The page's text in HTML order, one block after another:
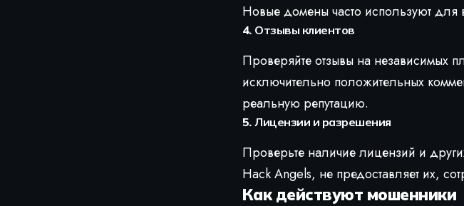
Новые домены часто используют для
4. Отзывы клиентов
Проверяйте отзывы на независимых
исключительно положительных
реальную репутацию.
5. Лицензии и разрешения
Проверьте наличие лицензий и
Hack Angels, не предоставляет их,
Как действуют мошенники